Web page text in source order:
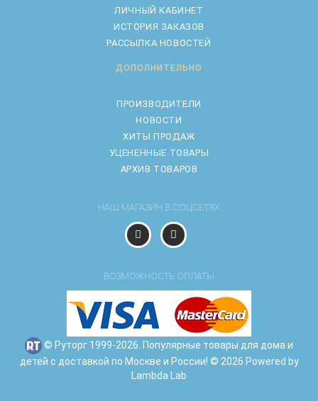
ЛИЧНЫЙ КАБИНЕТ
ИСТОРИЯ ЗАКАЗОВ
РАССЫЛКА НОВОСТЕЙ
ДОПОЛНИТЕЛЬНО
ПРОИЗВОДИТЕЛИ
НОВОСТИ
ХИТЫ ПРОДАЖ
УЦЕНЕННЫЕ ТОВАРЫ
АРХИВ ТОВАРОВ
НАШ МАГАЗИН В СОЦСЕТЯХ
ВОЗМОЖНОСТЬ ОПЛАТЫ
© Руторг 1999-2026. Популярные товары для дома и
детей с доставкой по Москве и России! © 2026 Powered by
Lambda Lab